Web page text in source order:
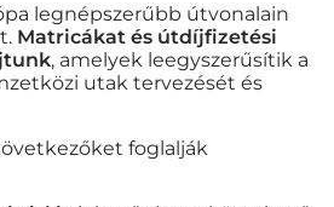
legnépszerűbb útvonalain
Matricákat és útdíjfizetési
, amelyek leegyszerűsítik a
utak tervezését és
foglalják